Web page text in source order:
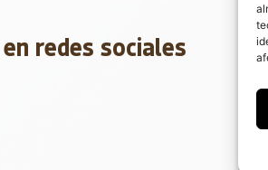
redes sociales